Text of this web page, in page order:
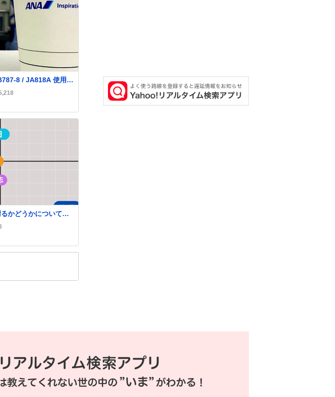
/ JA818A 使用機
支障ない範囲で1分1
おります」と機長の
トは順調に進みす
か現在奈良県上空で
ます」 でコンソメス
ましたw
かどうかについて考
する or さっぱりし